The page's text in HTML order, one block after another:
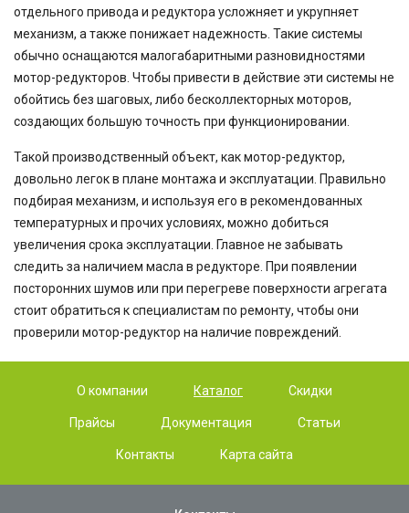
отдельного привода и редуктора усложняет и укрупняет
механизм, а также понижает надежность. Такие системы
обычно оснащаются малогабаритными разновидностями
мотор-редукторов. Чтобы привести в действие эти системы не
обойтись без шаговых, либо бесколлекторных моторов,
создающих большую точность при функционировании.
Такой производственный объект, как мотор-редуктор,
довольно легок в плане монтажа и эксплуатации. Правильно
подбирая механизм, и используя его в рекомендованных
температурных и прочих условиях, можно добиться
увеличения срока эксплуатации. Главное не забывать
следить за наличием масла в редукторе. При появлении
посторонних шумов или при перегреве поверхности агрегата
стоит обратиться к специалистам по ремонту, чтобы они
проверили мотор-редуктор на наличие повреждений.
О компании Каталог Скидки
Прайсы Документация Статьи
Контакты Карта сайта